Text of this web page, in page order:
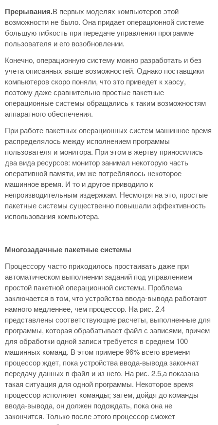
Прерывания.В первых моделях компьютеров этой
возможности не было. Она придает операционной системе
большую гибкость при передаче управления программе
пользователя и его возобновлении.
Конечно, операционную систему можно разработать и без
учета описанных выше возможностей. Однако поставщики
компьютеров скоро поняли, что это приведет к хаосу,
поэтому даже сравнительно простые пакетные
операционные системы обращались к таким возможностям
аппаратного обеспечения.
При работе пакетных операционных систем машинное время
распределялось между исполнением программы
пользователя и монитора. При этом в жертву приносились
два вида ресурсов: монитор занимал некоторую часть
оперативной памяти, им же потреблялось некоторое
машинное время. И то и другое приводило к
непроизводительным издержкам. Несмотря на это, простые
пакетные системы существенно повышали эффективность
использования компьютера.
Многозадачные пакетные системы
Процессору часто приходилось простаивать даже при
автоматическом выполнении заданий под управлением
простой пакетной операционной системы. Проблема
заключается в том, что устройства ввода-вывода работают
намного медленнее, чем процессор. На рис. 2.4
представлены соответствующие расчеты, выполненные для
программы, которая обрабатывает файл с записями, причем
для обработки одной записи требуется в среднем 100
машинных команд. В этом примере 96% всего времени
процессор ждет, пока устройства ввода-вывода закончат
передачу данных в файл и из него. На рис. 2.5,а показана
такая ситуация для одной программы. Некоторое время
процессор исполняет команды; затем, дойдя до команды
ввода-вывода, он должен подождать, пока она не
закончится. Только после этого процессор сможет